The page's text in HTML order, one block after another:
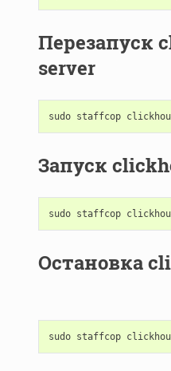
Перезапуск
server
sudo staffcop
Запуск
sudo staffcop
Остановка
sudo staffcop